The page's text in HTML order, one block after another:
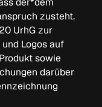
zusteht.
UrhG zur
Logos auf
sowie
darüber